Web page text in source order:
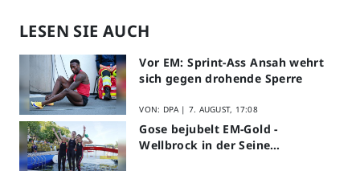
LESEN SIE AUCH
Vor EM: Sprint-Ass Ansah wehrt
sich gegen drohende Sperre
VON: DPA | 7. AUGUST, 17:08
Gose bejubelt EM-Gold -
Wellbrock in der Seine